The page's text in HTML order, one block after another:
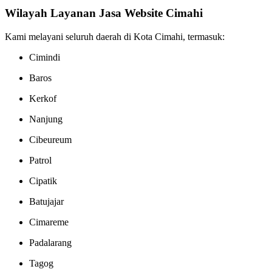
Wilayah Layanan Jasa Website Cimahi
Kami melayani seluruh daerah di Kota Cimahi, termasuk:
Cimindi
Baros
Kerkof
Nanjung
Cibeureum
Patrol
Cipatik
Batujajar
Cimareme
Padalarang
Tagog